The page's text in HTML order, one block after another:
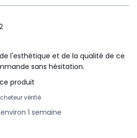
l'esthétique et de la qualité de ce
sans hésitation.
produit
vérifié
1 semaine